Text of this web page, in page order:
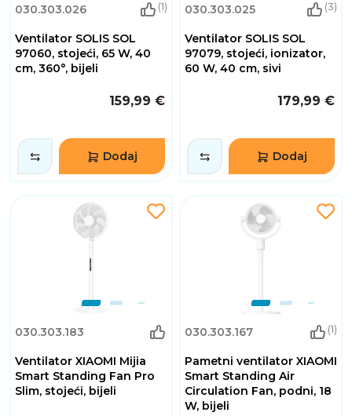
030.303.026 (1)
Ventilator SOLIS SOL
97060, stojeći, 65 W, 40
cm, 360°, bijeli
159,99 €
Dodaj
030.303.025 (3)
Ventilator SOLIS SOL
97079, stojeći, ionizator,
60 W, 40 cm, sivi
179,99 €
Dodaj
030.303.183
Ventilator XIAOMI Mijia
Smart Standing Fan Pro
Slim, stojeći, bijeli
030.303.167 (1)
Pametni ventilator XIAOMI
Smart Standing Air
Circulation Fan, podni, 18
W, bijeli